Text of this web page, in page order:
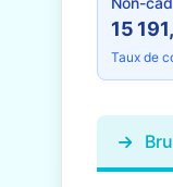
15
Taux de